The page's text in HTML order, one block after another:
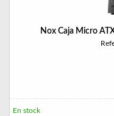
Nox Caja Micro
En stock